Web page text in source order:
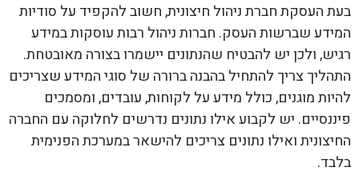
בעת העסקת חברת ניהול חיצונית, חשוב להקפיד על סודיות
המידע שברשות העסק. חברות ניהול רבות עוסקות במידע
רגיש, ולכן יש להבטיח שהנתונים יישמרו בצורה מאובטחת.
התהליך צריך להתחיל בהבנה ברורה של סוגי המידע שצריכים
להיות מוגנים, כולל מידע על לקוחות, עובדים, ומסמכים
פיננסיים. יש לקבוע אילו נתונים נדרשים לחלוקה עם החברה
החיצונית ואילו נתונים צריכים להישאר במערכת הפנימית
בלבד.